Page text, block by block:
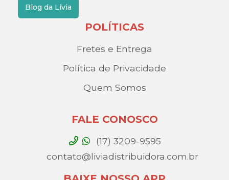
Blog da Lívia
POLÍTICAS
Fretes e Entrega
Política de Privacidade
Quem Somos
FALE CONOSCO
(17) 3209-9595
contato@liviadistribuidora.com.br